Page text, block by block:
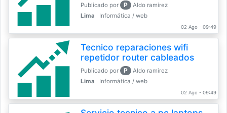
Publicado por P
Aldo ramirez
Lima
Informática / web
02 Ago - 09:49
Tecnico reparaciones wifi
repetidor router cableados
Publicado por P
Aldo ramirez
Lima
Informática / web
02 Ago - 09:49